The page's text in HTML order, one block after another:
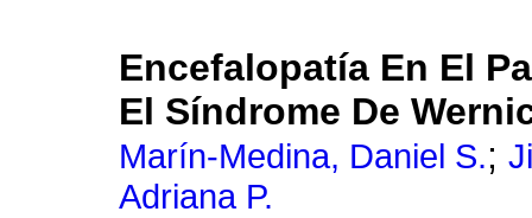
Encefalopatía En El
El Síndrome De
Marín-Medina, Daniel S.;
Adriana P.